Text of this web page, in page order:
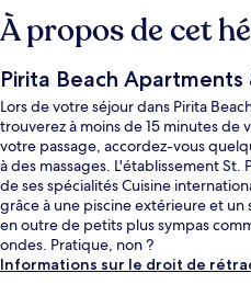
À propos de cet
Pirita Beach Apartments
Lors de votre séjour dans Pirita
trouverez à moins de 15 minutes de
votre passage, accordez-vous
à des massages. L'établissement
de ses spécialités Cuisine
grâce à une piscine extérieure et
en outre de petits plus sympas
ondes. Pratique, non ?
Informations sur le droit de